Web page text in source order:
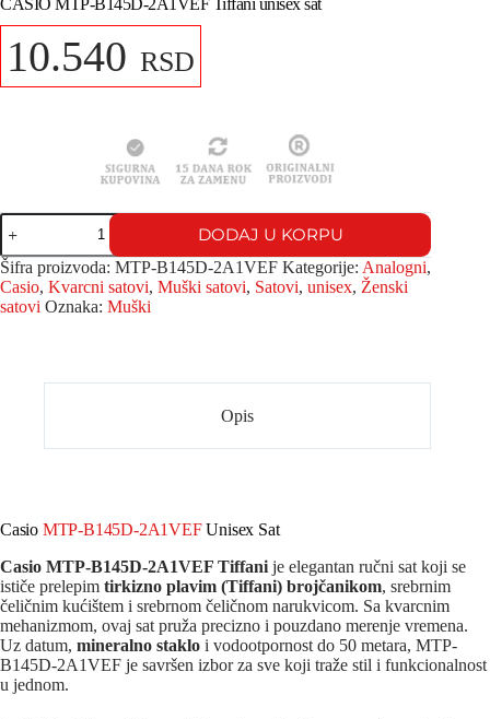
10.540 RSD
DODAJ U KORPU
Šifra proizvoda: MTP-B145D-2A1VEF Kategorije: Analogni,
Casio, Kvarcni satovi, Muški satovi, Satovi, unisex, Ženski
satovi Oznaka: Muški
Opis
Casio MTP-B145D-2A1VEFUnisex Sat
Casio MTP-B145D-2A1VEF Tiffani je elegantan ručni sat koji se
ističe prelepim tirkizno plavim (Tiffani) brojčanikom, srebrnim
čeličnim kućištem i srebrnom čeličnom narukvicom. Sa kvarcnim
mehanizmom, ovaj sat pruža precizno i pouzdano merenje vremena.
Uz datum, mineralno staklo i vodootpornost do 50 metara, MTP-
B145D-2A1VEF je savršen izbor za sve koji traže stil i funkcionalnost
u jednom.